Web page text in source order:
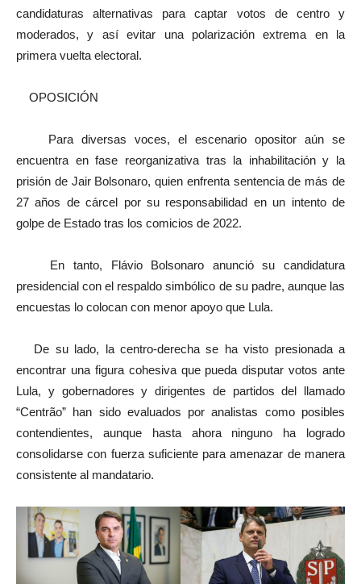
candidaturas alternativas para captar votos de centro y
moderados, y así evitar una polarización extrema en la
primera vuelta electoral.
OPOSICIÓN
Para diversas voces, el escenario opositor aún se
encuentra en fase reorganizativa tras la inhabilitación y la
prisión de Jair Bolsonaro, quien enfrenta sentencia de más de
27 años de cárcel por su responsabilidad en un intento de
golpe de Estado tras los comicios de 2022.
En tanto, Flávio Bolsonaro anunció su candidatura
presidencial con el respaldo simbólico de su padre, aunque las
encuestas lo colocan con menor apoyo que Lula.
De su lado, la centro-derecha se ha visto presionada a
encontrar una figura cohesiva que pueda disputar votos ante
Lula, y gobernadores y dirigentes de partidos del llamado
“Centrão” han sido evaluados por analistas como posibles
contendientes, aunque hasta ahora ninguno ha logrado
consolidarse con fuerza suficiente para amenazar de manera
consistente al mandatario.